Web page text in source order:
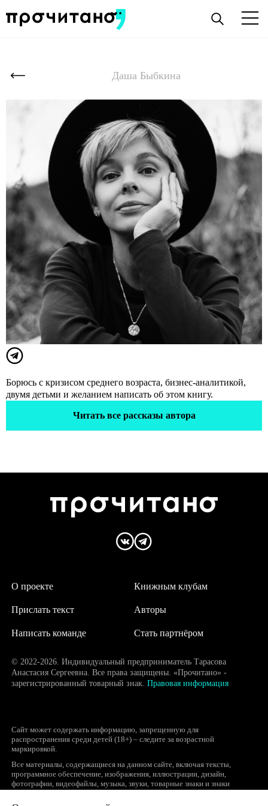
Даша Быбкина
Борюсь с кризисом среднего возраста, бизнес-аналитикой,
двумя детьми и желанием написать об этом книгу.
Читать все рассказы автора
О проекте
Написать команде
Авторы
Прислать текст
Книжным клубам
Стать партнёром
© 2022-2026. Индивидуальный предприниматель Тарасова
Анастасия Сергеевна. Все права защищены. «Прочитано» -
зарегистрированный товарный знак. Правовая информация
Сайт может содержать информацию, запрещенную для
распространения среди детей (18+) – следите за возрастной
маркировкой.
Все материалы, содержащиеся на данном сайте, включая тексты,
программное обеспечение, изображения, иллюстрации, дизайн,
фотографии, видеофайлы, музыка, звуки, товарные знаки и знаки
объектами интеллектуальной собственности, исключительные права на